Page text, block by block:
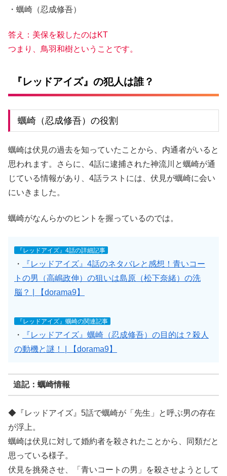
・蠣崎（忍成修吾）
答え：美保を殺したのはKT
つまり、鳥羽和樹ということです。
『レッドアイズ』の犯人は誰？
蠣崎（忍成修吾）の役割
蠣崎は伏見の過去を知っていたことから、内通者がいると
思われます。さらに、4話に逮捕された神流川と蠣崎が通
じている情報があり、4話ラストには、伏見が蠣崎に会い
にいきました。
蠣崎がなんらかのヒントを握っているのでは。
『レッドアイズ』4話の詳細記事
・
『レッドアイズ』4話のネタバレと感想！青いコー
トの男（高嶋政伸）の狙いは島原（松下奈緒）の洗
脳？ | 【dorama9】
『レッドアイズ』蠣崎の関連記事
・
『レッドアイズ』蠣崎（忍成修吾）の目的は？殺人
の動機と謎！ | 【dorama9】
追記：蠣崎情報
◆『レッドアイズ』5話で蠣崎が「先生」と呼ぶ男の存在
が浮上。
蠣崎は伏見に対して婚約者を殺されたことから、同類だと
思っている様子。
伏見を挑発させ、「青いコートの男」を殺させようとして